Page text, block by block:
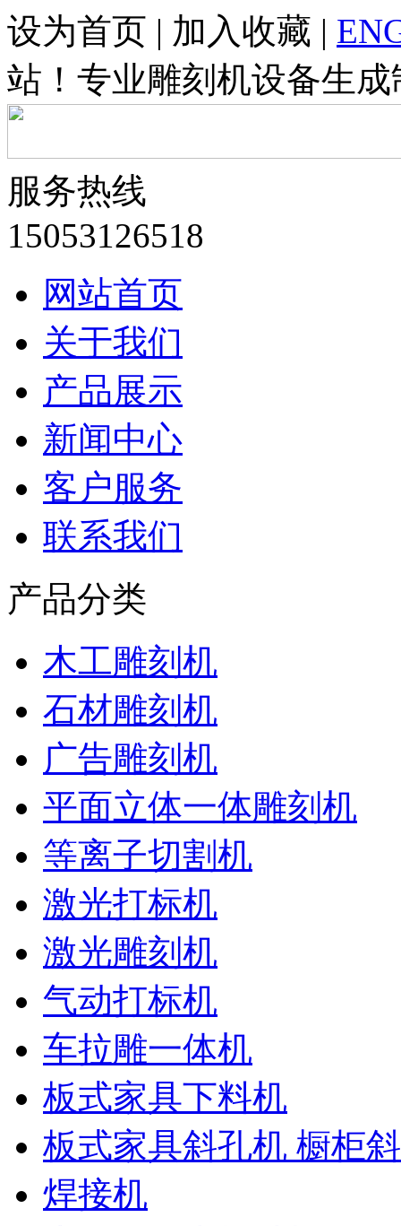
设为首页 | 加入收藏 |
站！专业雕刻机设备生
服务热线
15053126518
网站首页
关于我们
产品展示
新闻中心
客户服务
联系我们
产品分类
木工雕刻机
石材雕刻机
广告雕刻机
平面立体一体雕刻机
等离子切割机
激光打标机
激光雕刻机
气动打标机
车拉雕一体机
板式家具下料机
板式家具斜孔机 橱柜
焊接机